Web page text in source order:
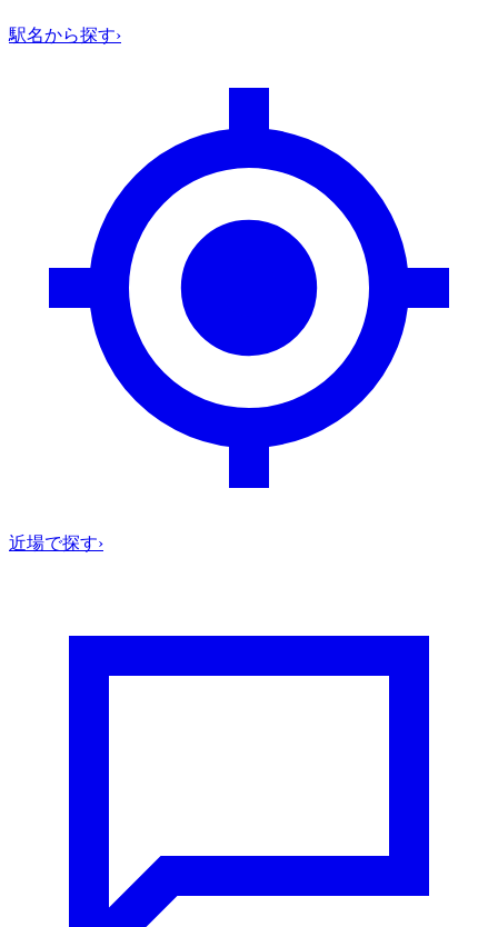
駅名から探す›
近場で探す›